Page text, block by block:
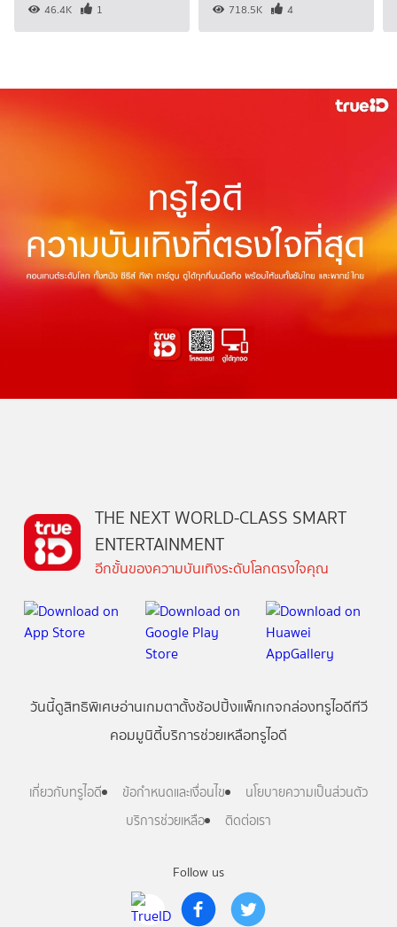
46.4K 1 718.5K 4
Follow us
THE NEXT WORLD-CLASS SMART
ENTERTAINMENT
อีกขั้นของความบันเทิงระดับโลกตรงใจคุณ
วันนี้ดูสิทธิพิเศษอ่านเกมตาตั้งช้อปปิ้งแพ็กเกจกล่องทรูไอดีทีวี
คอมมูนิตี้บริการช่วยเหลือทรูไอดี
เกี่ยวกับทรูไอดี ข้อกำหนดและเงื่อนไข
นโยบายความเป็นส่วนตัว
บริการช่วยเหลือ
ติดต่อเรา